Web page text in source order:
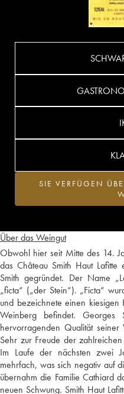
Über das Weingut
Obwohl hier seit Mitte des 14.
das Château Smith Haut
Smith gegründet. Der Name
„ficta“ („der Stein“). „Ficta“
und bezeichnete einen
Weinberg befindet. Georges
hervorragenden Qualität
Sehr zur Freude der
Im Laufe der nächsten zwei
mehrfach, was sich negativ auf
übernahm die Familie Cathiard
neuen Schwung. Smith Haut
SIE VERFÜGEN